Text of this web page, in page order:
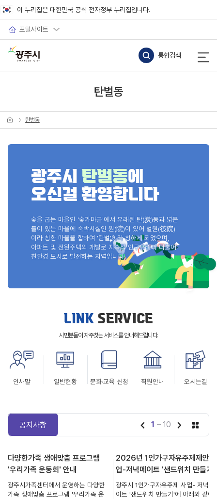
이 누리집은 대한민국 공식 전자정부 누리집입니다.
포털사이트
통합검색
탄벌동
탄벌동
광주시 탄벌동에
오신걸 환영합니다
숯을 굽는 마을인 '숯가마골'에서 유래된 탄(炭)동과 넓은
들이 있는 마을에 숙박시설인 원(院)이 있어 벌원(筏院)
이라 칭한 마을을 합하여 '탄벌'이라 칭하게 되었으며,
아파트 및 전원주택의 개발로 지속적 인구유입과 더불어
친환경 도시로 발전하는 지역입니다.
LINK SERVICE
시민분들이 자주찾는 서비스를안내해드립니다.
인사말 일반현황 문화·교육 신청 직원안내 오시는길
공지사항
다양한가족 생애맞춤 프로그램
'우리가족 운동회' 안내
광주시가족센터에서 운영하는 다양한
가족 생애맞춤 프로그램 '우리가족 운
2026년 1인가구자유주제제안사
업-저녁메이트 '샌드위치 만들기'
참여자 모집
광주시 1인가구자유주제 사업- 저녁메
이트 '샌드위치 만들기'에 아래와 같이
view view
1 / 10